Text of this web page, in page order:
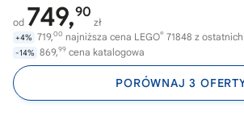
od 749,90
zł
+4% 719,00 najniższa cena LEGO® 71848 z
-14% 869,99 cena katalogowa
PORÓWNAJ 3